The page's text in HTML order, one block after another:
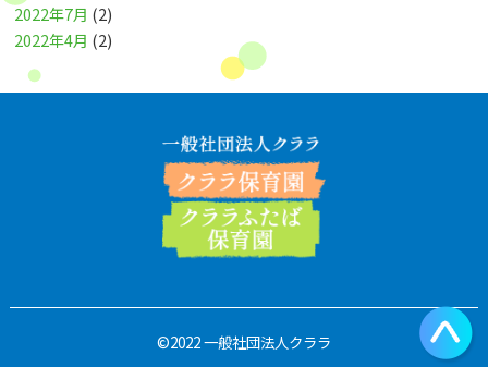
2022年7月 (2)
2022年4月 (2)
©2022 一般社団法人クララ